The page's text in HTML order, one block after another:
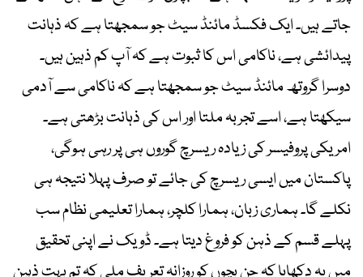
جاتے ہیں۔ ایک فکسڈ مائنڈ سیٹ جو سمجھتا ہے کہ ذہانت
پیدائشی ہے، ناکامی اس کا ثبوت ہے کہ آپ کم ذہین ہیں۔
دوسرا گروتھ مائنڈ سیٹ جو سمجھتا ہے کہ ناکامی سے آدمی
سیکھتا ہے، اسے تجربہ ملتا اور اس کی ذہانت بڑھتی ہے۔
امریکی پروفیسر کی زیادہ ریسرچ گوروں ہی پر رہی ہوگی،
پاکستان میں ایسی ریسرچ کی جائے تو صرف پہلا نتیجہ ہی
نکلے گا۔ ہماری زبان، ہمارا کلچر، ہمارا تعلیمی نظام سب
پہلے قسم کے ذہن کو فروغ دیتا ہے۔ ڈویک نے اپنی تحقیق
میں یہ دکھایا کہ جن بچوں کو روزانہ تعریف ملی کہ تم بہت ذہین